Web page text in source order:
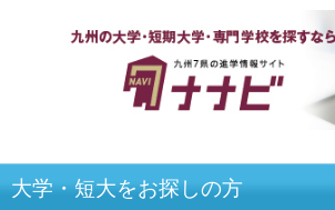
大学・短大をお探しの方